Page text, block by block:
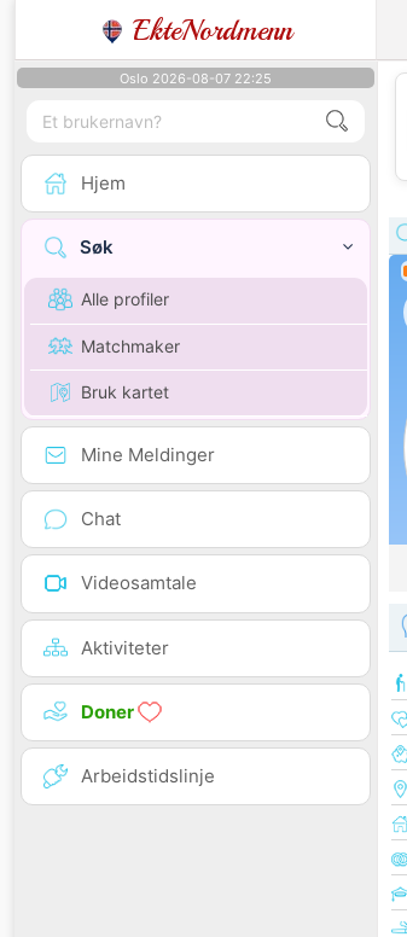
EkteNordmenn
Oslo 2026-08-07 22:25
Hjem
Søk
Alle profiler
Matchmaker
Bruk kartet
Mine Meldinger
Chat
Videosamtale
Aktiviteter
Doner
Arbeidstidslinje